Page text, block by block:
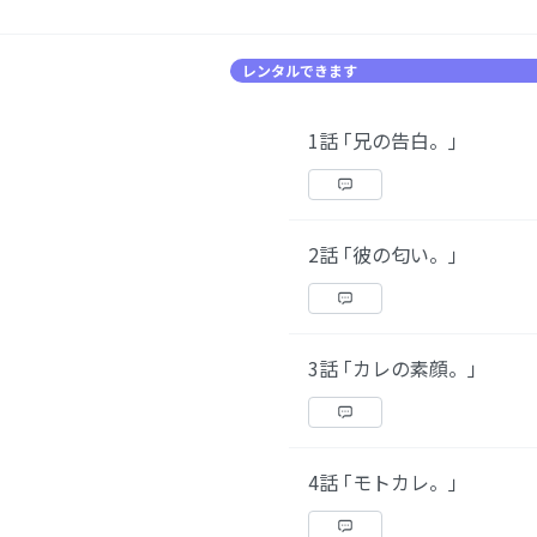
レンタルできます
1話 ｢兄の告白。｣
2話 ｢彼の匂い。｣
3話 ｢カレの素顔。｣
4話 ｢モトカレ。｣